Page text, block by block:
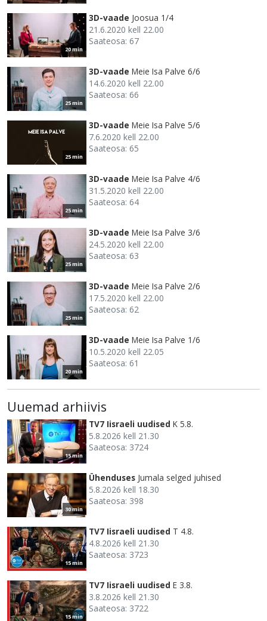
20 min
3D-vaade Joosua 1/4
21.6.2020 kell 22.00
Saateosa: 67
25 min
3D-vaade Meie Isa Palve 6/6
14.6.2020 kell 22.00
Saateosa: 66
25 min
3D-vaade Meie Isa Palve 5/6
7.6.2020 kell 22.00
Saateosa: 65
25 min
3D-vaade Meie Isa Palve 4/6
31.5.2020 kell 22.00
Saateosa: 64
25 min
3D-vaade Meie Isa Palve 3/6
24.5.2020 kell 22.00
Saateosa: 63
25 min
3D-vaade Meie Isa Palve 2/6
17.5.2020 kell 22.00
Saateosa: 62
20 min
3D-vaade Meie Isa Palve 1/6
10.5.2020 kell 22.05
Saateosa: 61
Uuemad arhiivis
15 min
TV7 Iisraeli uudised K 5.8.
5.8.2026 kell 21.30
Saateosa: 3724
30 min
Ühenduses Jumala selged juhised
5.8.2026 kell 18.30
Saateosa: 398
15 min
TV7 Iisraeli uudised T 4.8.
4.8.2026 kell 21.30
Saateosa: 3723
15 min
TV7 Iisraeli uudised E 3.8.
3.8.2026 kell 21.30
Saateosa: 3722